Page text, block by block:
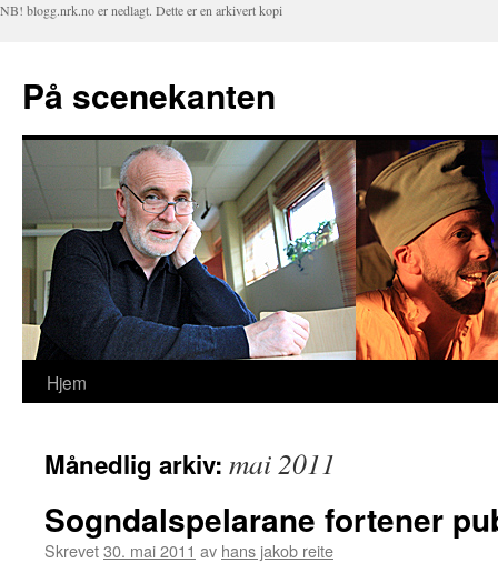
NB! blogg.nrk.no er nedlagt. Dette er en arkivert kopi
På scenekanten
Hopp
innhold
Hjem
Månedlig arkiv: mai 2011
Sogndalspelarane fortener
Skrevet30. mai 2011 av hans jakob reite